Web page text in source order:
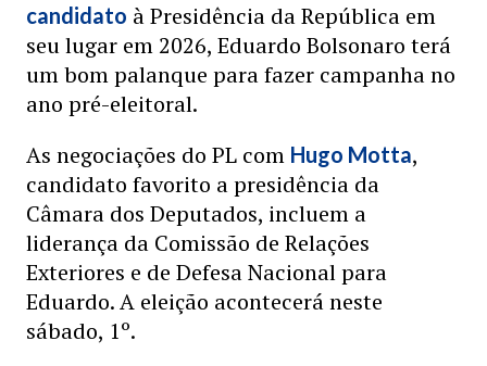
candidato à Presidência da República em
seu lugar em 2026, Eduardo Bolsonaro terá
um bom palanque para fazer campanha no
ano pré-eleitoral.
As negociações do PL com Hugo Motta,
candidato favorito a presidência da
Câmara dos Deputados, incluem a
liderança da Comissão de Relações
Exteriores e de Defesa Nacional para
Eduardo. A eleição acontecerá neste
sábado, 1º.